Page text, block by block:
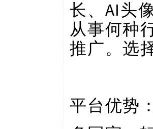
长、AI头
从事何种
推广。选
平台优势